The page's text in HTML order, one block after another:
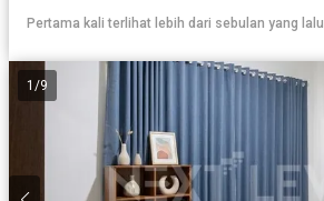
Pertama kali terlihat lebih dari sebulan yang lalu
1 /9